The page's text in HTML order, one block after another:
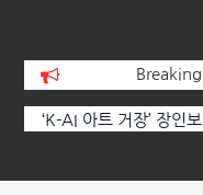
‘K-AI 아트 거장’ 장인
페스티벌’ 성황